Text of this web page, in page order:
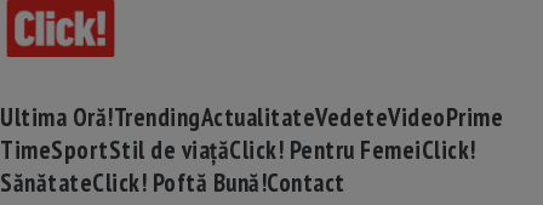
Ultima Oră!TrendingActualitateVedeteVideoPrime
TimeSportStil de viațăClick! Pentru FemeiClick!
SănătateClick! Poftă Bună!Contact